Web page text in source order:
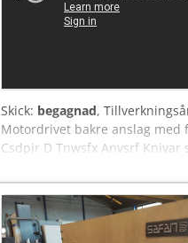
Skick: begagnad,
Motordrivet bakre anslag
Csdpjr D Tnwsfx Anvsrf Knivar